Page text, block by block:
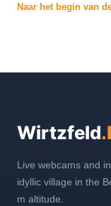
Naar het begin van
Wirtzfeld
Live webcams and
idyllic village in the
m altitude.